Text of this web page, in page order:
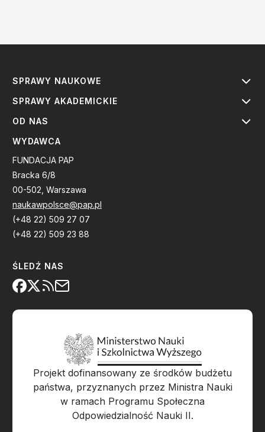
SPRAWY NAUKOWE
SPRAWY AKADEMICKIE
OD NAS
WYDAWCA
FUNDACJA PAP
Bracka 6/8
00-502, Warszawa
naukawpolsce@pap.pl
(+48 22) 509 27 07
(+48 22) 509 23 88
ŚLEDŹ NAS
Projekt dofinansowany ze środków budżetu
państwa, przyznanych przez Ministra Nauki
w ramach Programu Społeczna
Odpowiedzialność Nauki II.